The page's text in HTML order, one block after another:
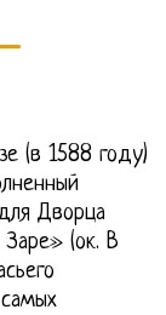
(в 1588 году)
Дворца
(ок. В